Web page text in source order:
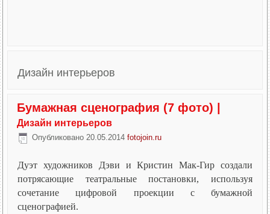
Дизайн интерьеров
Бумажная сценография (7 фото) |
Дизайн интерьеров
Опубликовано 20.05.2014 fotojoin.ru
Дуэт художников Дэви и Кристин Мак-Гир создали
потрясающие театральные постановки, используя
сочетание цифровой проекции с бумажной
сценографией.